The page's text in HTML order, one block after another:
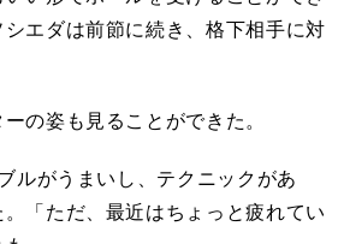
エダは前節に続き、格下相手に対
の姿も見ることができた。
ルがうまいし、テクニックがあ
「ただ、最近はちょっと疲れてい